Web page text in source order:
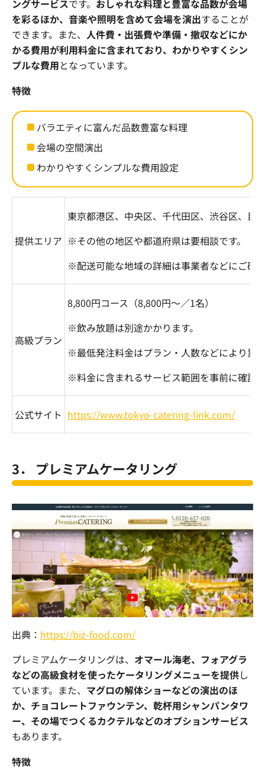
ングサービスです。 おしゃれな料理と豊富な品数が会場
を彩るほか、音楽や照明を含めて会場を演出することが
できます。また、 人件費・出張費や準備・撤収などにか
かる費用が利用料金に含まれており、わかりやすくシン
プルな費用となっています。
特徴
バラエティに富んだ品数豊富な料理
会場の空間演出
わかりやすくシンプルな費用設定
提供エリア
東京都港区、中央区、千代田区、渋谷区、目
※その他の地区や都道府県は要相談です。
※配送可能な地域の詳細は事業者などにご確
高級プラン
8,800円コース（8,800円～／1名）
※飲み放題は別途かかります。
※最低発注料金はプラン・人数などにより異
※料金に含まれるサービス範囲を事前に確認
公式サイト https://www.tokyo-catering-link.com/
3． プレミアムケータリング
出典： https://biz-food.com/
プレミアムケータリングは、 オマール海老、フォアグラ
などの高級食材を使ったケータリングメニューを提供し
ています。また、 マグロの解体ショーなどの演出のほ
か、チョコレートファウンテン、乾杯用シャンパンタワ
ー、その場でつくるカクテルなどのオプションサービス
もあります。
特徴